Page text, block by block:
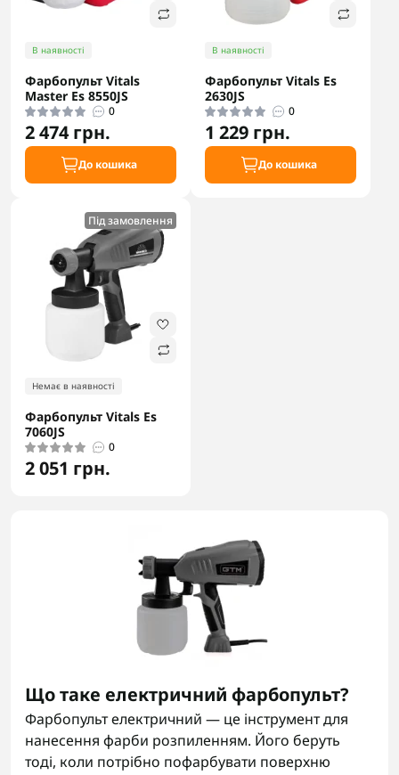
В наявності
Фарбопульт Vitals
Master Es 8550JS
0
2 474 грн.
До кошика
В наявності
Фарбопульт Vitals Es
2630JS
0
1 229 грн.
До кошика
Під замовлення
Немає в наявності
Фарбопульт Vitals Es
7060JS
0
2 051 грн.
Що таке електричний фарбопульт?
Фарбопульт електричний — це інструмент для
нанесення фарби розпиленням. Його беруть
тоді, коли потрібно пофарбувати поверхню